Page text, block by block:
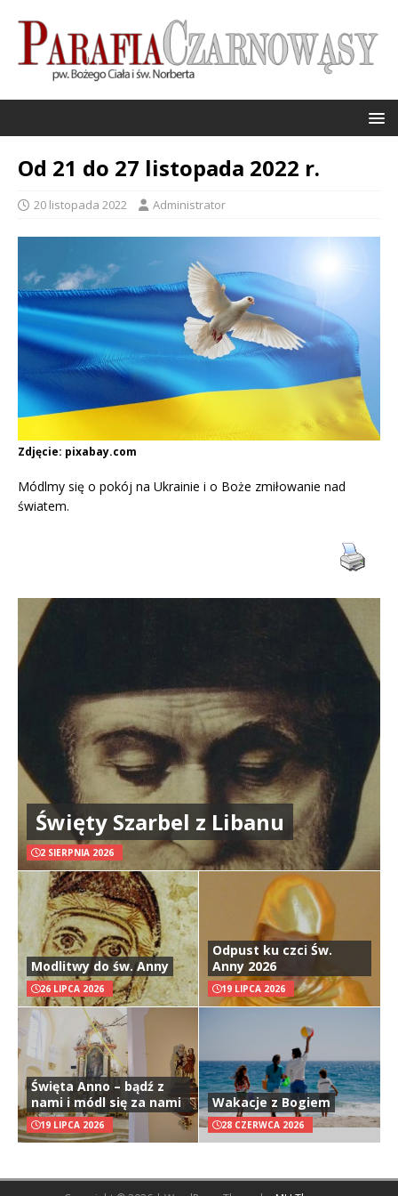
Od 21 do 27 listopada 2022 r.
20 listopada 2022 Administrator
Zdjęcie: pixabay.com
Módlmy się o pokój na Ukrainie i o Boże zmiłowanie nad
światem.
Święty Szarbel z Libanu
2 SIERPNIA 2026
Modlitwy do św. Anny
26 LIPCA 2026
Odpust ku czci Św.
Anny 2026
19 LIPCA 2026
Święta Anno – bądź z
nami i módl się za nami
19 LIPCA 2026
Wakacje z Bogiem
28 CZERWCA 2026